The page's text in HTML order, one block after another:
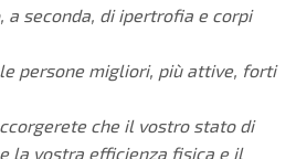
seconda, di ipertrofia e corpi
persone migliori, più attive, forti
che il vostro stato di
la vostra efficienza fisica e il